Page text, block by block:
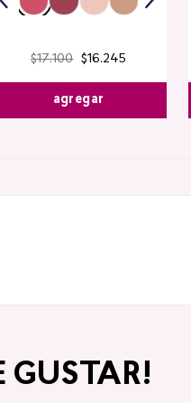
$17.100 $16.245
agregar
GUSTAR!